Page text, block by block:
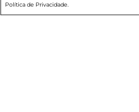
Política de Privacidade.